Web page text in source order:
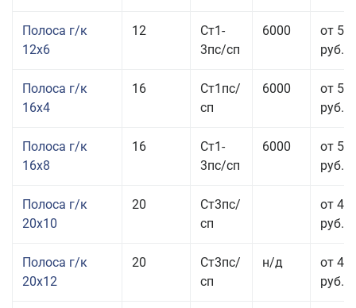
Полоса г/к
12x6
12
Ст1-
3пс/сп
6000
от 52
руб.
Полоса г/к
16x4
16
Ст1пс/
сп
6000
от 53
руб.
Полоса г/к
16x8
16
Ст1-
3пс/сп
6000
от 57
руб.
Полоса г/к
20x10
20
Ст3пс/
сп
от 43
руб.
Полоса г/к
20x12
20
Ст3пс/
сп
н/д
от 44
руб.